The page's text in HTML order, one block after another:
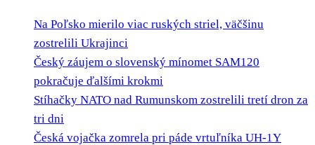
Na Poľsko mierilo viac ruských striel, väčšinu
zostrelili Ukrajinci
Český záujem o slovenský mínomet SAM120
pokračuje ďalšími krokmi
Stíhačky NATO nad Rumunskom zostrelili tretí dron za
tri dni
Česká vojačka zomrela pri páde vrtuľníka UH-1Y